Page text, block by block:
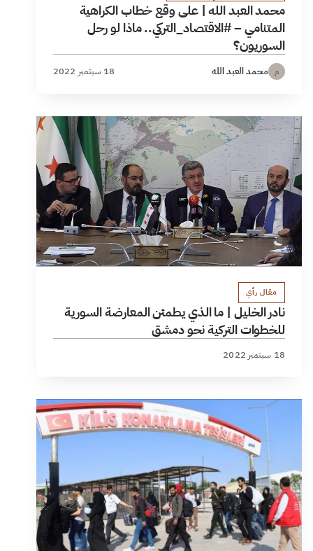
محمد العبد الله | على وقع خطاب الكراهية
المتنامي – #الاقتصاد_التركي.. ماذا لو رحل
السوريون؟
م محمد العبد الله 18 سبتمبر 2022
مقال رأي
نادر الخليل | ما الذي يطمئن المعارضة السورية
للخطوات التركية نحو دمشق
18 سبتمبر 2022